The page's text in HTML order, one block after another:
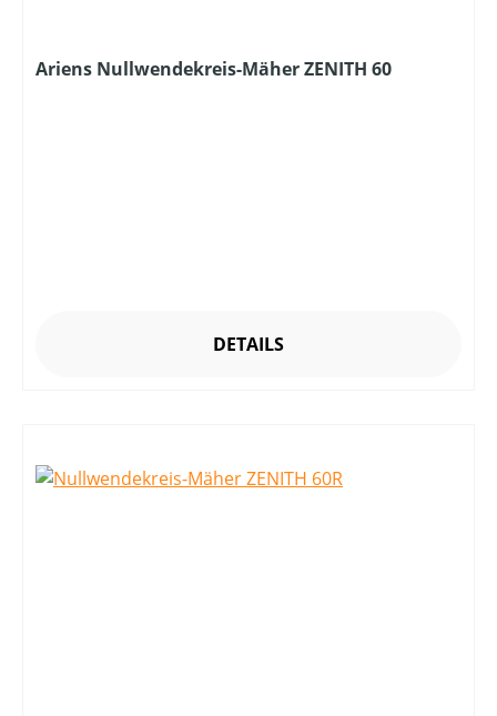
Ariens Nullwendekreis-Mäher ZENITH 60
DETAILS